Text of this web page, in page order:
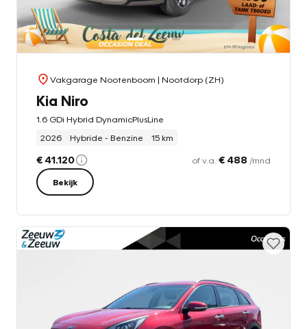
Vakgarage Nootenboom | Nootdorp (ZH)
Kia Niro
1.6 GDi Hybrid DynamicPlusLine
2026
Hybride - Benzine 15 km
€ 41.120 of v.a. € 488 /mnd
Bekijk